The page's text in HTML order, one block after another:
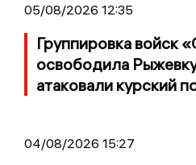
05/08/2026 12:35
Группировка войск
освободила
атаковали курский
04/08/2026 15:27